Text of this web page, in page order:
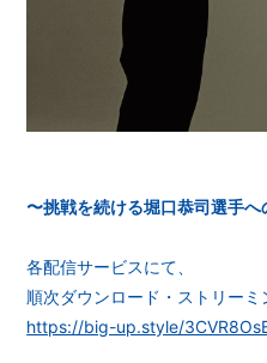
〜挑戦を続ける堀口恭司選手
各配信サービスにて、
順次ダウンロード・ストリーミ
https://big-up.style/